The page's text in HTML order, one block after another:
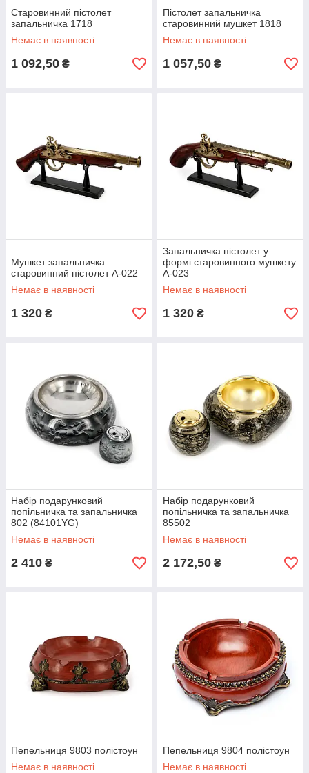
Старовинний пістолет
запальничка 1718
Немає в наявності
1 092,50 ₴
Пістолет запальничка
старовинний мушкет 1818
Немає в наявності
1 057,50 ₴
Мушкет запальничка
старовинний пістолет A-022
Немає в наявності
1 320 ₴
Запальничка пістолет у
формі старовинного мушкету
A-023
Немає в наявності
1 320 ₴
Набір подарунковий
попільничка та запальничка
802 (84101YG)
Немає в наявності
2 410 ₴
Набір подарунковий
попільничка та запальничка
85502
Немає в наявності
2 172,50 ₴
Пепельниця 9803 полістоун
Немає в наявності
Пепельниця 9804 полістоун
Немає в наявності